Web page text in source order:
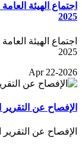
اجتماع الهيئة
2025
اجتماع الهيئة
2025
Apr 22-2026
الإفصاح عن التقرير
الإفصاح عن التقرير